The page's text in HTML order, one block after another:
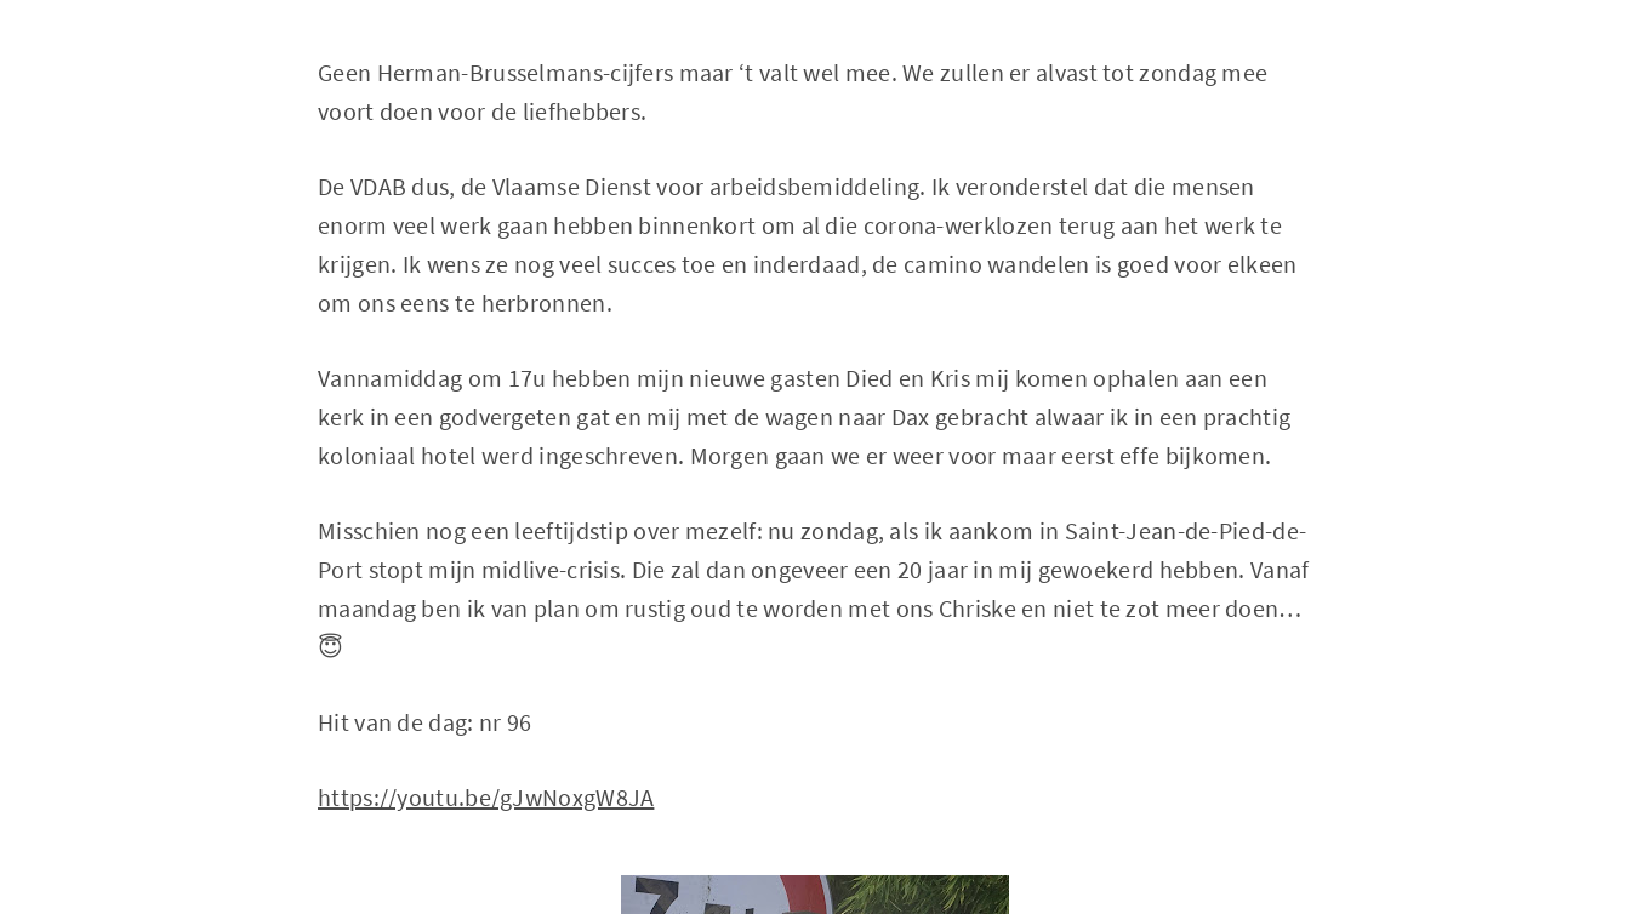
Geen Herman-Brusselmans-cijfers maar ‘t valt wel mee. We zullen er alvast tot zondag mee
voort doen voor de liefhebbers.
De VDAB dus, de Vlaamse Dienst voor arbeidsbemiddeling. Ik veronderstel dat die mensen
enorm veel werk gaan hebben binnenkort om al die corona-werklozen terug aan het werk te
krijgen. Ik wens ze nog veel succes toe en inderdaad, de camino wandelen is goed voor elkeen
om ons eens te herbronnen.
Vannamiddag om 17u hebben mijn nieuwe gasten Died en Kris mij komen ophalen aan een
kerk in een godvergeten gat en mij met de wagen naar Dax gebracht alwaar ik in een prachtig
koloniaal hotel werd ingeschreven. Morgen gaan we er weer voor maar eerst effe bijkomen.
Misschien nog een leeftijdstip over mezelf: nu zondag, als ik aankom in Saint-Jean-de-Pied-de-
Port stopt mijn midlive-crisis. Die zal dan ongeveer een 20 jaar in mij gewoekerd hebben. Vanaf
maandag ben ik van plan om rustig oud te worden met ons Chriske en niet te zot meer doen…
😇
Hit van de dag: nr 96
https://youtu.be/gJwNoxgW8JA